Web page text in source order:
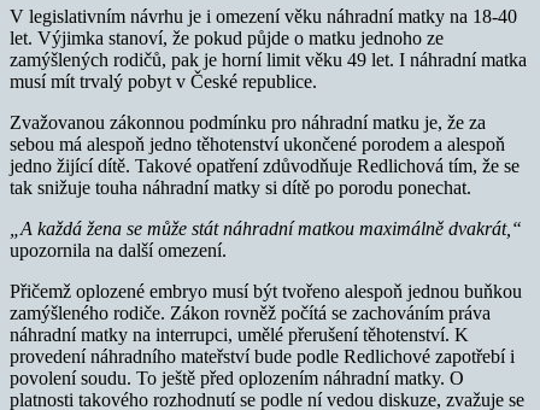
V legislativním návrhu je i omezení věku náhradní matky na 18-40
let. Výjimka stanoví, že pokud půjde o matku jednoho ze
zamýšlených rodičů, pak je horní limit věku 49 let. I náhradní matka
musí mít trvalý pobyt v České republice.
Zvažovanou zákonnou podmínku pro náhradní matku je, že za
sebou má alespoň jedno těhotenství ukončené porodem a alespoň
jedno žijící dítě. Takové opatření zdůvodňuje Redlichová tím, že se
tak snižuje touha náhradní matky si dítě po porodu ponechat.
„A každá žena se může stát náhradní matkou maximálně dvakrát,“
upozornila na další omezení.
Přičemž oplozené embryo musí být tvořeno alespoň jednou buňkou
zamýšleného rodiče. Zákon rovněž počítá se zachováním práva
náhradní matky na interrupci, umělé přerušení těhotenství. K
provedení náhradního mateřství bude podle Redlichové zapotřebí i
povolení soudu. To ještě před oplozením náhradní matky. O
platnosti takového rozhodnutí se podle ní vedou diskuze, zvažuje se